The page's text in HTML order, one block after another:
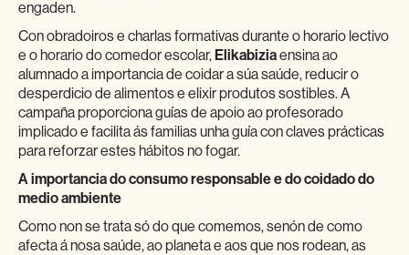
engaden.
Con obradoiros e charlas formativas durante o horario lectivo
e o horario do comedor escolar, Elikabiziaensina ao
alumnado a importancia de coidar a súa saúde, reducir o
desperdicio de alimentos e elixir produtos sostibles. A
campaña proporciona guías de apoio ao profesorado
implicado e facilita ás familias unha guía con claves prácticas
para reforzar estes hábitos no fogar.
A importancia do consumo responsable e do coidado do
medio ambiente
Como non se trata só do que comemos, senón de como
afecta á nosa saúde, ao planeta e aos que nos rodean, as